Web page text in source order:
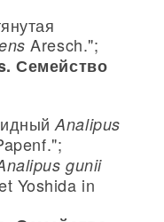
Aresch.";
Семейство
Analipus
gunii
Yoshida in